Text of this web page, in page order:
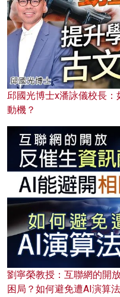
邱國光博士x潘詠儀校長
動機？
劉寧榮教授：互聯網的開
困局？如何避免遭AI演算